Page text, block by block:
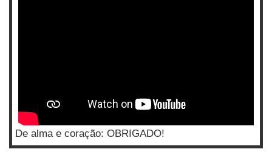
De alma e coração: OBRIGADO!